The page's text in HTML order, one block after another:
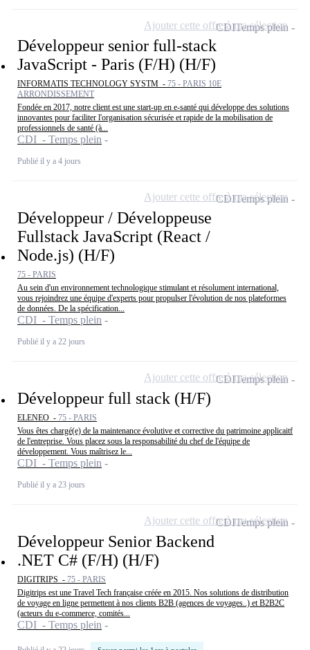
Développeur senior full-stack
JavaScript - Paris (F/H) (H/F)
INFORMATIS TECHNOLOGY SYSTM - 75 - PARIS 10E
ARRONDISSEMENT
Fondée en 2017, notre client est une start-up en e-santé qui développe des solutions
innovantes pour faciliter l'organisation sécurisée et rapide de la mobilisation de
professionnels de santé (à...
CDI - Temps plein
Publié il y a 4 jours
CDITemps plein
Ajouter cette offre à ma sélection
Développeur / Développeuse
Fullstack JavaScript (React /
Node.js) (H/F)
75 - PARIS
Au sein d'un environnement technologique stimulant et résolument international,
vous rejoindrez une équipe d'experts pour propulser l'évolution de nos plateformes
de données. De la spécification...
CDI - Temps plein
Publié il y a 22 jours
CDITemps plein
Ajouter cette offre à ma sélection
Développeur full stack (H/F)
ELENEO - 75 - PARIS
Vous êtes chargé(e) de la maintenance évolutive et corrective du patrimoine applicaitf
de l'entreprise. Vous placez sous la responsabilité du chef de l'équipe de
développement. Vous maîtrisez le...
CDI - Temps plein
Publié il y a 23 jours
CDITemps plein
Ajouter cette offre à ma sélection
Développeur Senior Backend
.NET C# (F/H) (H/F)
DIGITRIPS - 75 - PARIS
Digitrips est une Travel Tech française créée en 2015. Nos solutions de distribution
de voyage en ligne permettent à nos clients B2B (agences de voyages..) et B2B2C
(acteurs du e-commerce, comités...
CDI - Temps plein
CDITemps plein
Ajouter cette offre à ma sélection